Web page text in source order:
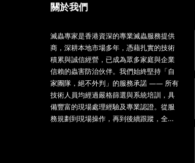
關於我們
滅蟲專家是香港資深的專業滅蟲服務提供
商，深耕本地市場多年，憑藉扎實的技術
積累與誠信經營，已成為眾多家庭與企業
信賴的蟲害防治伙伴。我們始終堅持「自
家團隊，絕不外判」的服務承諾 —— 所有
技術人員均經過嚴格篩選與系統培訓，具
備豐富的現場處理經驗及專業認證。從服
務規劃到現場操作，再到後續跟蹤，全...